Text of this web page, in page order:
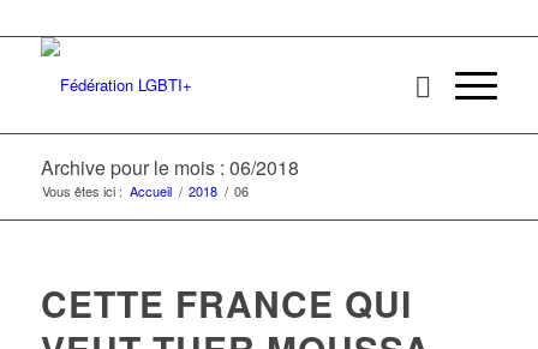
Archive pour le mois : 06/2018
Vous êtes ici : Accueil / 2018 / 06
CETTE FRANCE QUI